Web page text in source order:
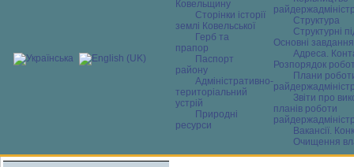
Ковельщину
Сторінки історії
землі Ковельської
Герб та
прапор
Паспорт
району
Адміністративно-
територіальний
устрій
Природні
ресурси
Структура
Структурні
Основні завдання
Адреса.
Розпорядок
Плани
Звіти про
планів роботи
Вакансії.
Очищення